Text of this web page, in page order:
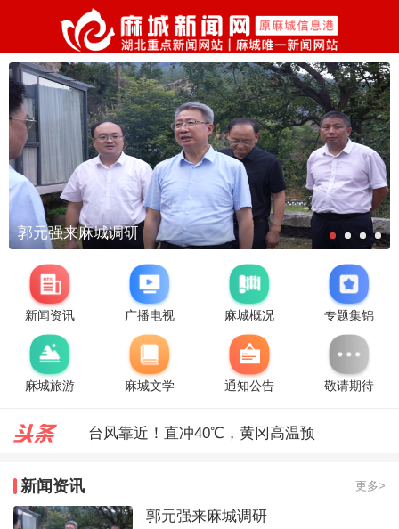
郭元强来麻城调研
新闻资讯 广播电视 麻城概况 专题集锦
麻城旅游 麻城文学 通知公告 敬请期待
台风靠近！直冲40℃，黄冈高温预
郭元强来麻城调研
新闻资讯 更多>
郭元强来麻城调研